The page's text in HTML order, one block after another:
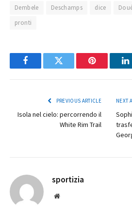
Dembele Deschamps dice
pronti
FacebookTwitter Pinterest
PREVIOUS ARTICLE
Isola nel cielo: percorrendo il
White Rim Trail
NEXT
sportizia
Website